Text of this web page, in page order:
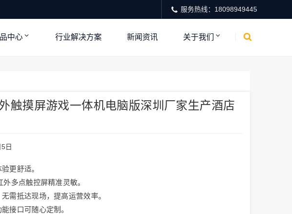
服务热线：18098949445
中心 行业解决方案 新闻资讯 关于我们
触摸屏游戏一体机电脑版深圳厂家生产酒店
日
更舒适。
多点触控屏精准灵敏。
需抵达现场，提高运营效率。
接口可随心定制。